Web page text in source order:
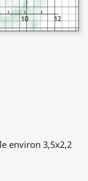
environ 3,5x2,2